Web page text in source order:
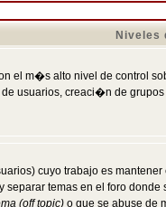
Niveles
el m�s alto nivel de control
usuarios, creaci�n de
cuyo trabajo es
separar temas en el foro
(off topic) o que se abuse de